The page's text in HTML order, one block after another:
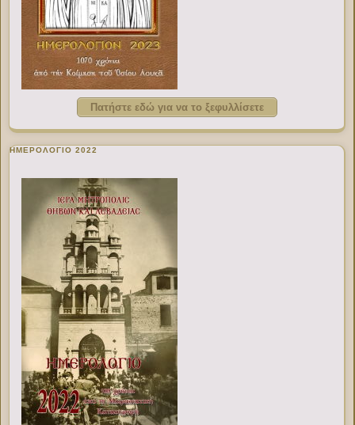
Πατήστε εδώ για να το ξεφυλλίσετε
ΗΜΕΡΟΛΟΓΙΟ 2022